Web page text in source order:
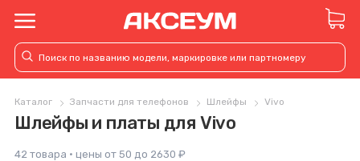
Каталог Запчасти для телефонов Шлейфы Vivo
Шлейфы и платы для Vivo
42 товара · цены от 50 до 2630 ₽